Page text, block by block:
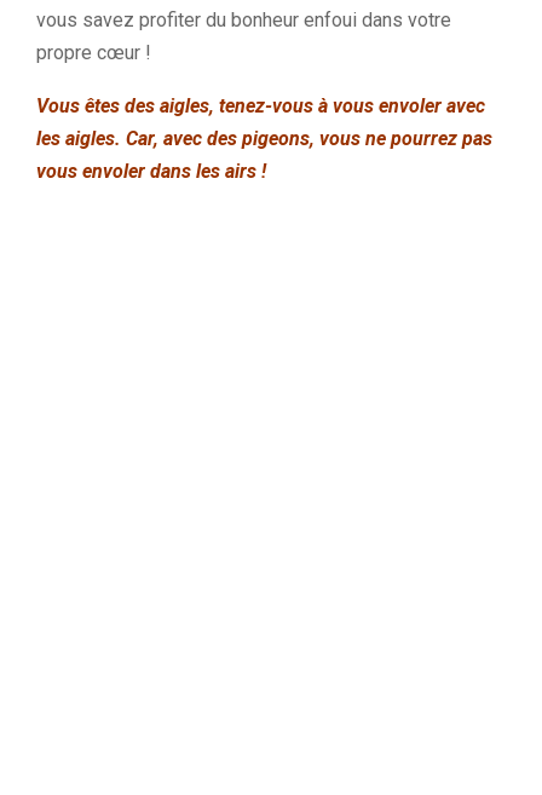
vous savez profiter du bonheur enfoui dans votre
propre cœur !
Vous êtes des aigles, tenez-vous à vous envoler avec
les aigles. Car, avec des pigeons, vous ne pourrez pas
vous envoler dans les airs !